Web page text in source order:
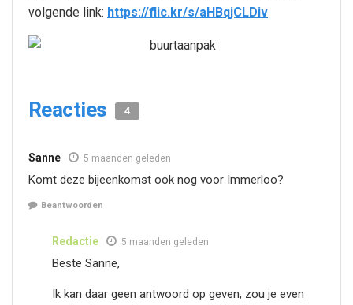
volgende link: https://flic.kr/s/aHBqjCLDiv
Reacties 4
Sanne 5 maanden geleden
Komt deze bijeenkomst ook nog voor Immerloo?
Beantwoorden
Redactie 5 maanden geleden
Beste Sanne,
Ik kan daar geen antwoord op geven, zou je even